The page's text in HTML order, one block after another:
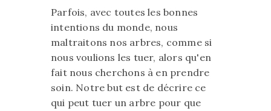
Parfois, avec toutes les bonnes
intentions du monde, nous
maltraitons nos arbres, comme si
nous voulions les tuer, alors qu'en
fait nous cherchons à en prendre
soin. Notre but est de décrire ce
qui peut tuer un arbre pour que